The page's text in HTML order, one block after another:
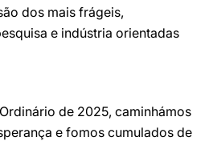
dos mais frágeis,
e indústria orientadas
de 2025, caminhámos
e fomos cumulados de